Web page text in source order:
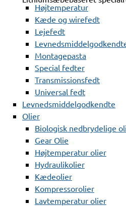
Højtemperatur
Kæde og wirefedt
Lejefedt
Montagepasta
Special fedter
Transmissionsfedt
Universal fedt
Levnedsmiddelgodkendte
Olier
Biologisk nedbrydelige
Gear Olie
Højtemperatur olier
Hydraulikolier
Kædeolier
Kompressorolier
Lavtemperatur olier